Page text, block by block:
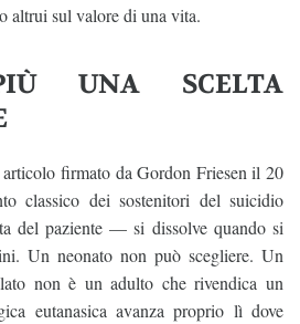
altrui sul valore di una vita.
UNA SCELTA
firmato da Gordon Friesen il 20
classico dei sostenitori del suicidio
del paziente — si dissolve quando si
Un neonato non può scegliere. Un
non è un adulto che rivendica un
eutanasica avanza proprio lì dove